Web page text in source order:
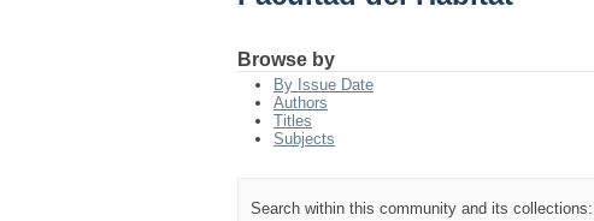
Browse by
By Issue Date
Authors
Titles
Subjects
Search within this community and its collections: